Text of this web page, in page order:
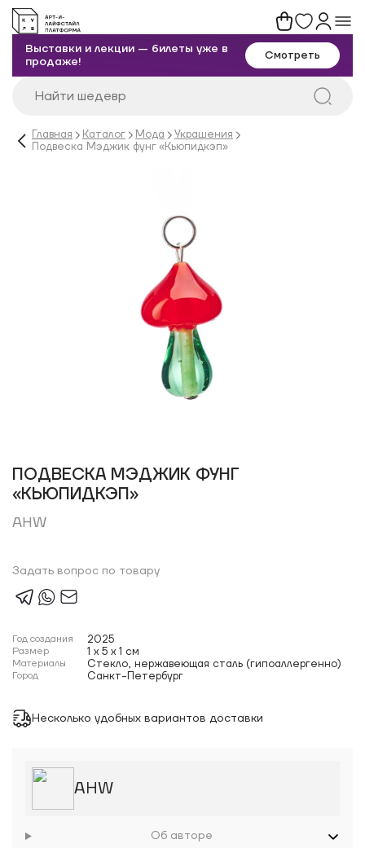
Выставки и лекции — билеты уже в
продаже!
Смотреть
Главная Каталог Мода
Украшения
Подвеска Мэджик фунг «Кьюпидкэп»
ПОДВЕСКА МЭДЖИК ФУНГ
«КЬЮПИДКЭП»
AHW
Задать вопрос по товару
Год создания 2025
Размер 1 x 5 x 1 см
Материалы Стекло, нержавеющая сталь (гипоаллергенно)
Город Санкт-Петербург
Несколько удобных вариантов доставки
AHW
Об авторе